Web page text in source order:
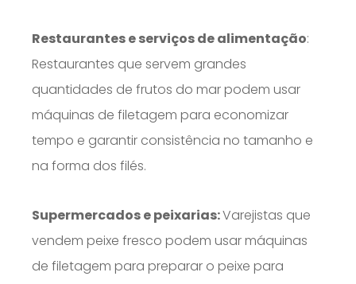
Restaurantes e serviços de alimentação:
Restaurantes que servem grandes
quantidades de frutos do mar podem usar
máquinas de filetagem para economizar
tempo e garantir consistência no tamanho e
na forma dos filés.
Supermercados e peixarias:Varejistas que
vendem peixe fresco podem usar máquinas
de filetagem para preparar o peixe para